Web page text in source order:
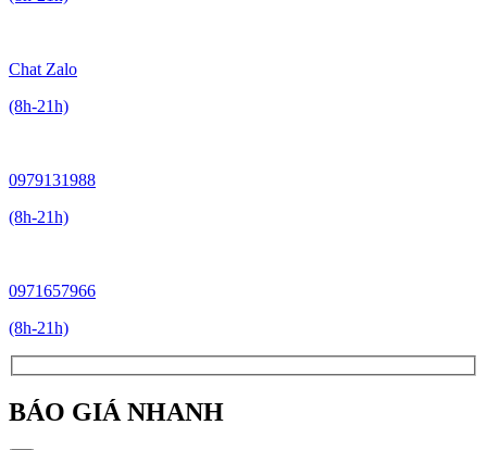
Chat Zalo
(8h-21h)
0979131988
(8h-21h)
0971657966
(8h-21h)
BÁO GIÁ NHANH